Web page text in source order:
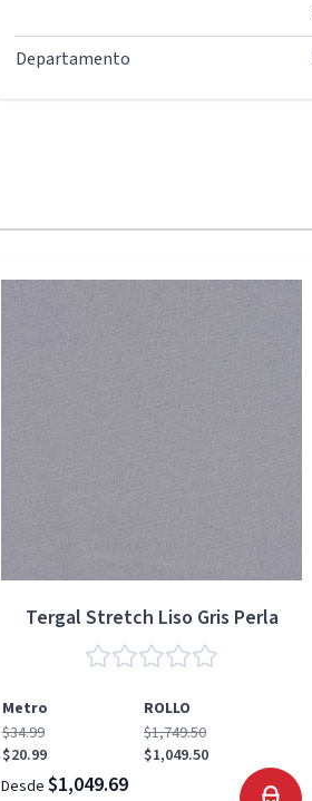
Departamento
Tergal Stretch Liso Gris Perla
Metro
ROLLO
$34.99
$20.99
$1,749.50
$1,049.50
Desde $1,049.69